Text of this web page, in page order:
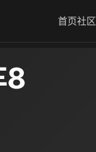
首页社区
8